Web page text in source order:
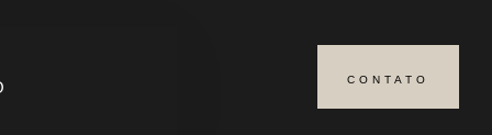
CONTATO